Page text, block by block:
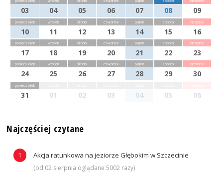
03 04 05 06 07 08 09
poniedziałek
10
wtorek
11
środa
12
czwartek
13
piątek
14
sobota
15
niedziela
16
poniedziałek
17
wtorek
18
środa
19
czwartek
20
piątek
21
sobota
22
niedziela
23
poniedziałek
24
wtorek
25
środa
26
czwartek
27
piątek
28
sobota
29
niedziela
30
poniedziałek
31 01 02 03 04 05 06
Najczęściej czytane
Akcja ratunkowa na jeziorze Głębokim w Szczecinie
(od 02 sierpnia oglądane 5002 razy)